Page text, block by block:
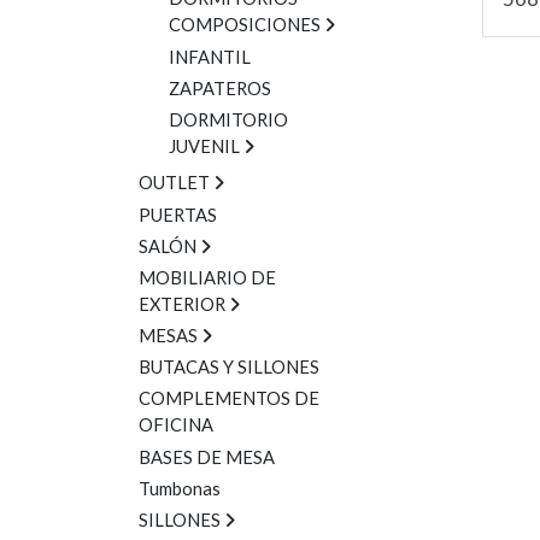
COMPOSICIONES
INFANTIL
ZAPATEROS
DORMITORIO
JUVENIL
OUTLET
PUERTAS
SALÓN
MOBILIARIO DE
EXTERIOR
MESAS
BUTACAS Y SILLONES
COMPLEMENTOS DE
OFICINA
BASES DE MESA
Tumbonas
SILLONES